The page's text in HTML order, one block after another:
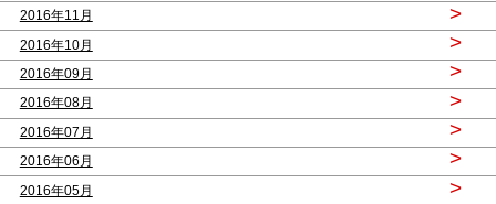
2016年11月 >
2016年10月 >
2016年09月 >
2016年08月 >
2016年07月 >
2016年06月 >
2016年05月 >